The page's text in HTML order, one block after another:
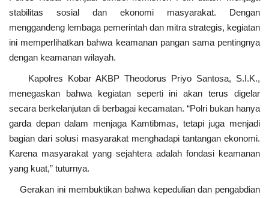
stabilitas sosial dan ekonomi masyarakat. Dengan
menggandeng lembaga pemerintah dan mitra strategis, kegiatan
ini memperlihatkan bahwa keamanan pangan sama pentingnya
dengan keamanan wilayah.
Kapolres Kobar AKBP Theodorus Priyo Santosa, S.I.K.,
menegaskan bahwa kegiatan seperti ini akan terus digelar
secara berkelanjutan di berbagai kecamatan. “Polri bukan hanya
garda depan dalam menjaga Kamtibmas, tetapi juga menjadi
bagian dari solusi masyarakat menghadapi tantangan ekonomi.
Karena masyarakat yang sejahtera adalah fondasi keamanan
yang kuat,” tuturnya.
Gerakan ini membuktikan bahwa kepedulian dan pengabdian